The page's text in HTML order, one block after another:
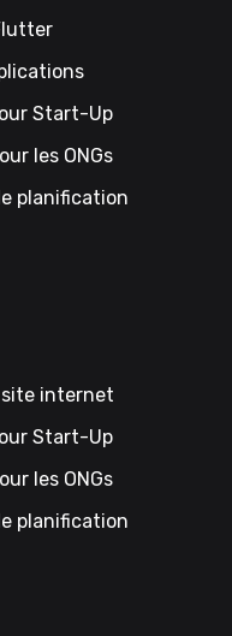
Start-Up
les ONGs
planification
site internet
Start-Up
les ONGs
planification